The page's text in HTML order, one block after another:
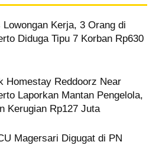
Lowongan Kerja, 3 Orang di
Diduga Tipu 7 Korban Rp630
Homestay Reddoorz Near
Laporkan Mantan Pengelola,
Kerugian Rp127 Juta
Magersari Digugat di PN